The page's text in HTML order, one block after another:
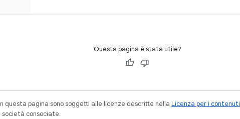
Questa pagina è stata utile?
questa pagina sono soggetti alle licenze descritte nella Licenza per i contenuti
consociate.